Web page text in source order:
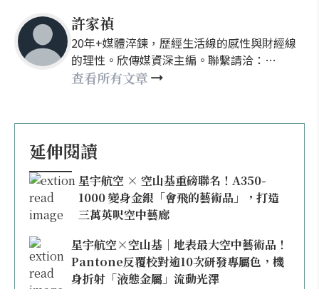
許家禎
20年+媒體淬鍊，歷經生活線的感性與財經線
的理性。欣傳媒資深主編。聯繫請洽：
nellyhsu@xinmedia.com
查看所有文章
延伸閱讀
星宇航空 × 空山基重磅聯名！A350-
1000 變身金銀「會飛的藝術品」，打造
三萬英呎空中藝廊
星宇航空×空山基｜地表最大空中藝術品！
Pantone反覆校對逾10次研發專屬色，機
身折射「液態金屬」流動光澤